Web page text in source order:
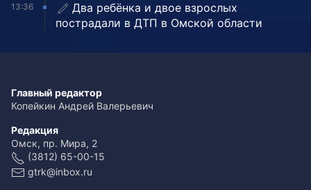
13:36
Два ребёнка и двое взрослых
пострадали в ДТП в Омской области
Главный редактор
Копейкин Андрей Валерьевич
Редакция
Омск, пр. Мира, 2
(3812) 65-00-15
gtrk@inbox.ru